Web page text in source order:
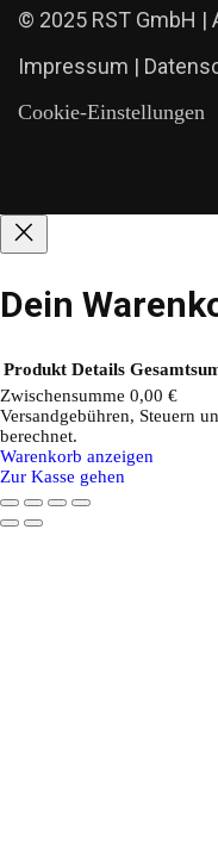
© 2025 RST GmbH |
Impressum |
Cookie-Einstellungen
Dein
Produkte
im
Warenkorb
Produkt Details
Zwischensumme 0,00 €
Versandgebühren, Steuern
berechnet.
Warenkorb anzeigen
Zur Kasse gehen